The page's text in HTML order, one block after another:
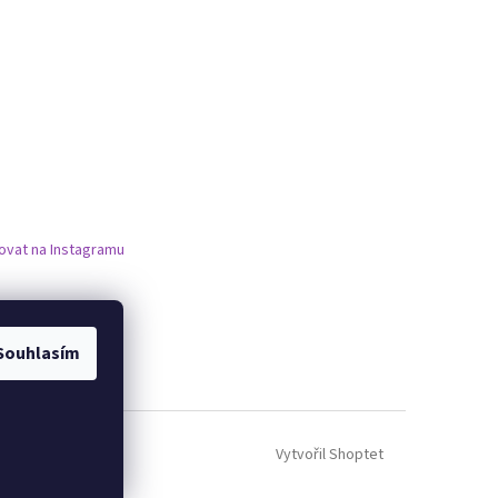
na Instagramu
Vytvořil Shoptet